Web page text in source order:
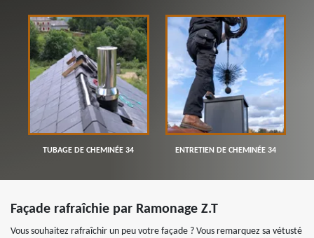
TUBAGE DE CHEMINÉE 34 ENTRETIEN DE CHEMINÉE 34
Façade rafraîchie par Ramonage Z.T
Vous souhaitez rafraîchir un peu votre façade ? Vous remarquez sa vétusté